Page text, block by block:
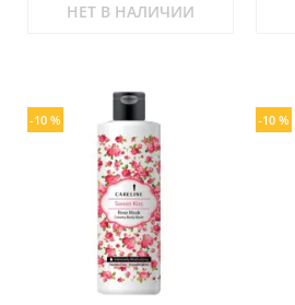
НЕТ В НАЛИЧИИ
-10 % -10 %